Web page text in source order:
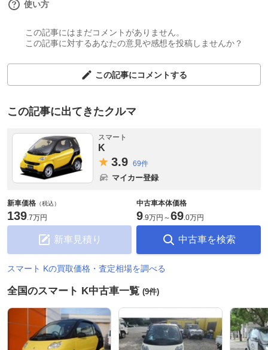
使い方
この記事にはまだコメントがありません。
この記事に対するあなたの意見や感想を投稿しませんか？
この記事にコメントする
この記事に出てきたクルマ
スマート
K
3.9 69件
マイカー登録
新車価格 （税込）
139.7万円
新車見積り
中古車本体価格
9.9万円 ～69.0万円
中古車を検索
スマート Kの買取価格・査定相場を調べる
全国のスマート K中古車一覧 (9件)